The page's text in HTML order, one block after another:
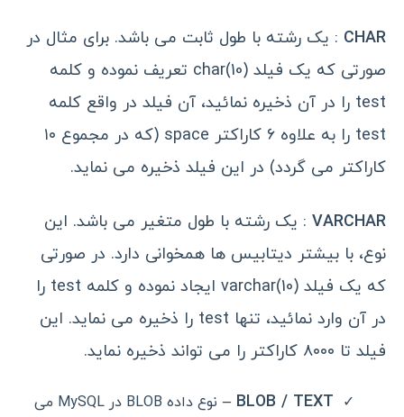
CHAR : یک رشته با طول ثابت می باشد. برای مثال در
صورتی که یک فیلد (char(10 تعریف نموده و کلمه
test را در آن ذخیره نمائید، آن فیلد در واقع کلمه
test را به علاوه ۶ کاراکتر space (که در مجموع ۱۰
کاراکتر می گردد) در این فیلد ذخیره می نماید.
VARCHAR : یک رشته با طول متغیر می باشد. این
نوع، با بیشتر دیتابیس ها همخوانی دارد. در صورتی
که یک فیلد (varchar(10 ایجاد نموده و کلمه test را
در آن وارد نمائید، تنها test را ذخیره می نماید. این
فیلد تا ۸۰۰۰ کاراکتر را می تواند ذخیره نماید.
BLOB / TEXT – نوع داده BLOB در MySQL می